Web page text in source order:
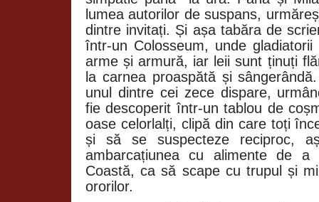
lumea autorilor de suspans,
dintre invitați. Și așa tabăra de
într-un Colosseum, unde
arme și armură, iar leii sunt ținuți
la carnea proaspătă și
unul dintre cei zece dispare,
fie descoperit într-un tablou de
oase celorlalți, clipă din care toți
și să se suspecteze reciproc,
ambarcațiunea cu alimente de
Coastă, ca să scape cu trupul și
ororilor.